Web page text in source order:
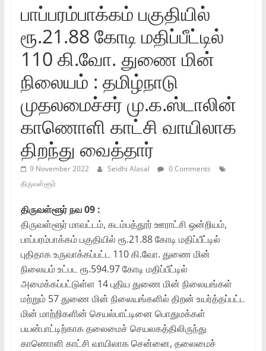
பாப்பரம்பாக்கம் பகுதியில்
ரூ.21.88 கோடி மதிப்பீட்டில்
110 கி.வோ. துணை மின்
நிலையம் : தமிழ்நாடு
முதலமைச்சர் மு.க.ஸ்டாலின்
காணொளி காட்சி வாயிலாக
திறந்து வைத்தார்
9 November 2022 Seidhi Alasal
0 Comments
திருவள்ளூர்
திருவள்ளூர் நவ09 :
திருவள்ளூர் மாவட்டம், கடம்பத்தூர் ஊராட்சி ஒன்றியம்,
பாப்பரம்பாக்கம் பகுதியில் ரூ.21.88 கோடி மதிப்பீட்டில்
புதிதாக உருவாக்கப்பட்ட 110 கி.வோ. துணை மின்
நிலையம் உட்பட ரூ.594.97 கோடி மதிப்பீட்டில்
அமைக்கப்பட்டுள்ள 14 புதிய துணை மின் நிலையங்கள்
மற்றும் 57 துணை மின் நிலையங்களில் திறன் உயர்த்தப்பட்ட
மின் மாற்றிகளின் செயல்பாட்டினை பொதுமக்கள்
பயன்பாட்டிற்காக தலைமைச் செயலகத்திலிருந்து
காணொளி காட்சி வாயிலாக சென்னை, தலைமைச்